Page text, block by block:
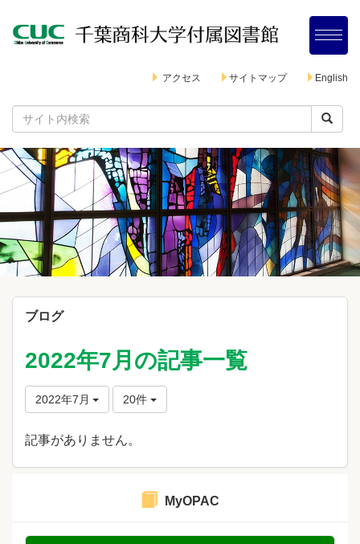
アクセス サイトマップ English
ブログ
2022年7月の記事一覧
2022年7月 20件
記事がありません。
MyOPAC